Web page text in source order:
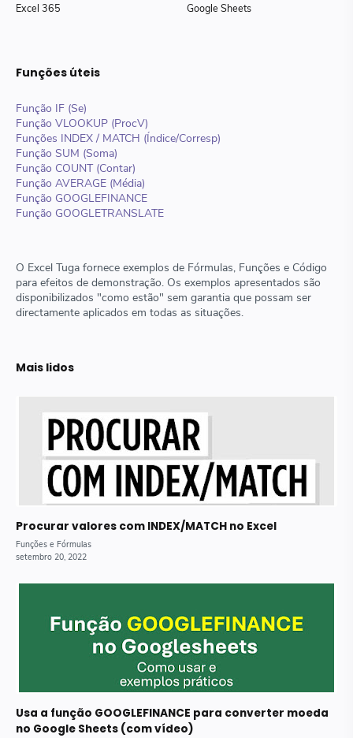
Excel 365
Google Sheets
Funções úteis
Função IF (Se)
Função VLOOKUP (ProcV)
Funções INDEX / MATCH (Índice/Corresp)
Função SUM (Soma)
Função COUNT (Contar)
Função AVERAGE (Média)
Função GOOGLEFINANCE
Função GOOGLETRANSLATE
O Excel Tuga fornece exemplos de Fórmulas, Funções e Código
para efeitos de demonstração. Os exemplos apresentados são
disponibilizados "como estão" sem garantia que possam ser
directamente aplicados em todas as situações.
Mais lidos
Procurar valores com INDEX/MATCH no Excel
Usa a função GOOGLEFINANCE para converter moeda
no Google Sheets (com vídeo)